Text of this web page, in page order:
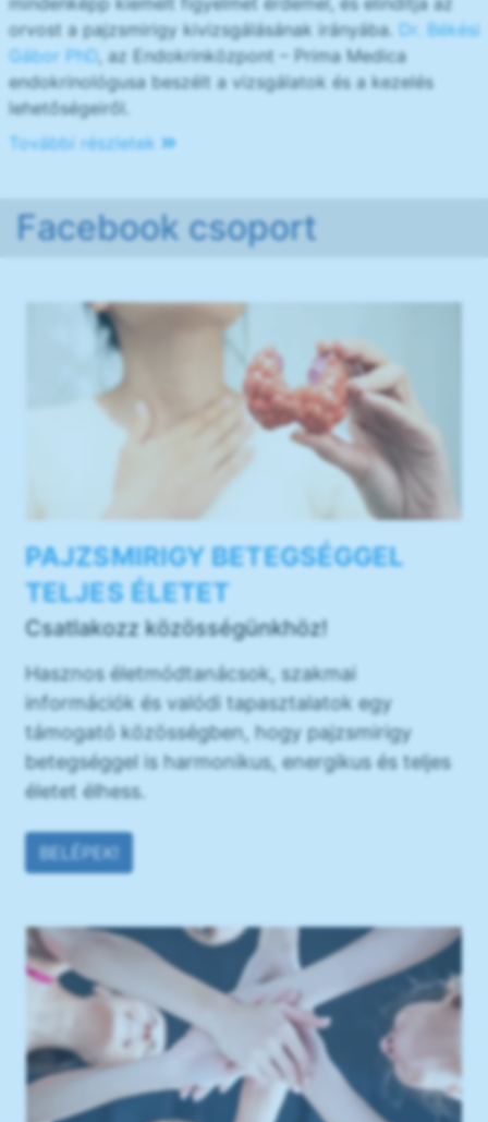
orvost a pajzsmirigy kivizsgálásának irányába. Dr. Békési
Gábor PhD, az Endokrinközpont – Prima Medica
endokrinológusa beszélt a vizsgálatok és a kezelés
lehetőségeiről.
További részletek
Facebook csoport
PAJZSMIRIGY BETEGSÉGGEL
TELJES ÉLETET
Csatlakozz közösségünkhöz!
Hasznos életmódtanácsok, szakmai
információk és valódi tapasztalatok egy
támogató közösségben, hogy pajzsmirigy
betegséggel is harmonikus, energikus és teljes
életet élhess.
BELÉPEK!